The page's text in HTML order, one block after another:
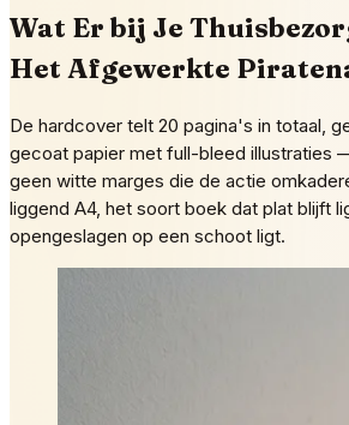
Wat Er bij Je
Het Afgewerkte
De hardcover telt 20 pagina's in totaal,
gecoat papier met full-bleed illustraties
geen witte marges die de actie
liggend A4, het soort boek dat plat blijft
opengeslagen op een schoot ligt.